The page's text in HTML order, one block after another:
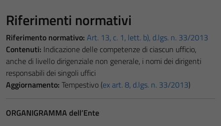
Riferimenti normativi
Riferimento normativo: Art. 13, c. 1, lett. b), d.lgs. n. 33/2013
Contenuti: Indicazione delle competenze di ciascun ufficio,
anche di livello dirigenziale non generale, i nomi dei dirigenti
responsabili dei singoli uffici
Aggiornamento: Tempestivo (ex art. 8, d.lgs. n. 33/2013)
ORGANIGRAMMA dell’Ente